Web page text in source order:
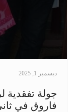
ديسمبر 1, 2025
جولة تفقدية
فاروق في